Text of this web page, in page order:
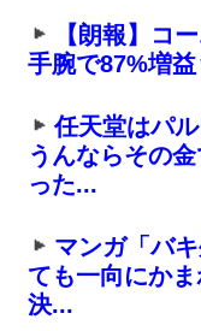
【朗報】コ
手腕で87%増益
任天堂はパ
うんならその
った...
マンガ「バ
ても一向にか
決...